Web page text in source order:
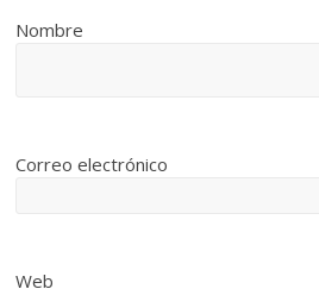
Nombre
Correo electrónico
Web